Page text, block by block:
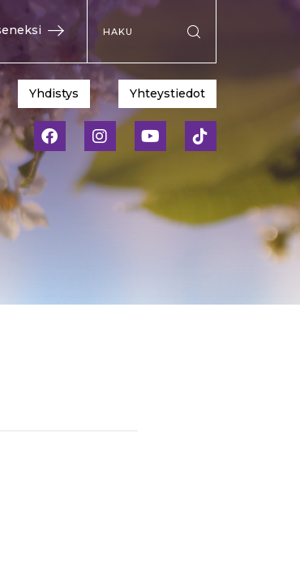
Hae sivustolta
Yhdistys Yhteystiedot